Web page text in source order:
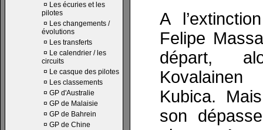
¤ Les écuries et les
pilotes
¤ Les changements /
évolutions
¤ Les transferts
¤ Le calendrier / les
circuits
¤ Le casque des pilotes
¤ Les classements
¤ GP d'Australie
¤ GP de Malaisie
¤ GP de Bahrein
¤ GP de Chine
A
Felipe
départ,
Kubica.
son